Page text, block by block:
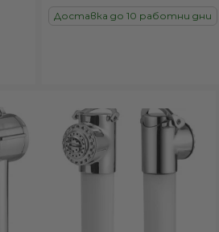
Доставка до 10 работни дни